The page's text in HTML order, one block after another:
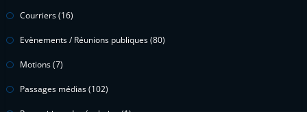
Courriers(16)
Evènements / Réunions publiques(80)
Motions(7)
Passages médias(102)
Propositions de résolution(1)